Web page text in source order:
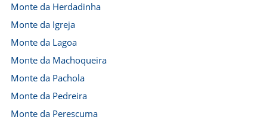
Monte da Herdadinha
Monte da Igreja
Monte da Lagoa
Monte da Machoqueira
Monte da Pachola
Monte da Pedreira
Monte da Perescuma